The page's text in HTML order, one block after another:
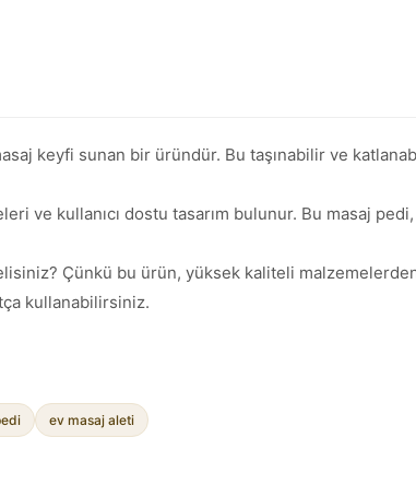
keyfi sunan bir üründür. Bu taşınabilir ve
ve kullanıcı dostu tasarım bulunur. Bu masaj pedi,
Çünkü bu ürün, yüksek kaliteli malzemelerden
kullanabilirsiniz.
ev masaj aleti